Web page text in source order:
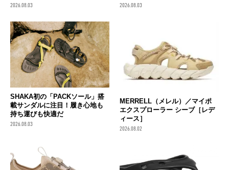
2026.08.03 2026.08.03
SHAKA初の「PACKソール」搭
載サンダルに注目！履き心地も
持ち運びも快適だ
2026.08.03
MERRELL（メレル）／マイポ
エクスプローラー シーブ［レデ
ィース］
2026.08.02